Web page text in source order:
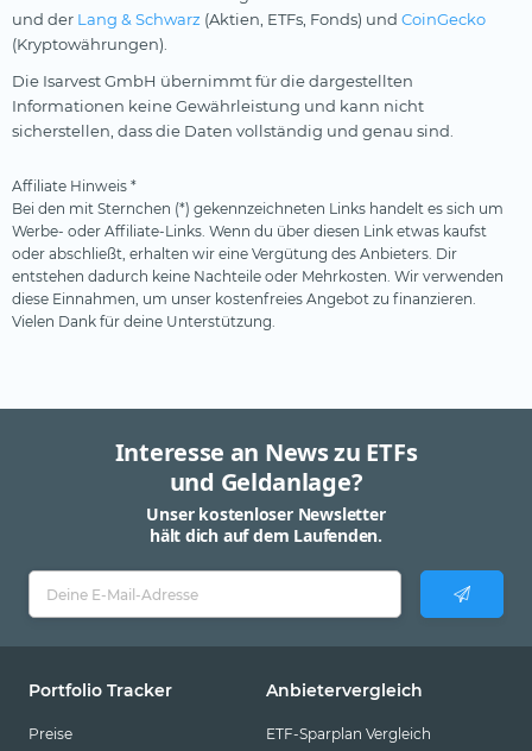
und der Lang & Schwarz (Aktien, ETFs, Fonds) und CoinGecko
(Kryptowährungen).
Die Isarvest GmbH übernimmt für die dargestellten
Informationen keine Gewährleistung und kann nicht
sicherstellen, dass die Daten vollständig und genau sind.
Affiliate Hinweis *
Bei den mit Sternchen (*) gekennzeichneten Links handelt es sich um
Werbe- oder Affiliate-Links. Wenn du über diesen Link etwas kaufst
oder abschließt, erhalten wir eine Vergütung des Anbieters. Dir
entstehen dadurch keine Nachteile oder Mehrkosten. Wir verwenden
diese Einnahmen, um unser kostenfreies Angebot zu finanzieren.
Vielen Dank für deine Unterstützung.
Interesse an News zu ETFs
und Geldanlage?
Unser kostenloser Newsletter
hält dich auf dem Laufenden.
Portfolio Tracker
Preise
Anbietervergleich
ETF-Sparplan Vergleich